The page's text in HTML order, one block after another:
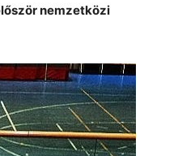
nemzetközi